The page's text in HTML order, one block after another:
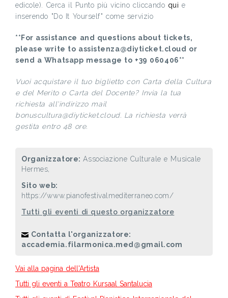
edicole). Cerca il Punto più vicino cliccando qui e
inserendo "Do It Yourself" come servizio
**For assistance and questions about tickets,
please write to assistenza@diyticket.cloud or
send a Whatsapp message to +39 060406**
Vuoi acquistare il tuo biglietto con Carta della Cultura
e del Merito o Carta del Docente? Invia la tua
richiesta all'indirizzo mail
bonuscultura@diyticket.cloud. La richiesta verrà
gestita entro 48 ore.
Organizzatore:Associazione Culturale e Musicale
Hermes,
Sito web:
https://www.pianofestivalmediterraneo.com/
Tutti gli eventi di questo organizzatore
Contatta l'organizzatore:
accademia.filarmonica.med@gmail.com
Vai alla pagina dell'Artista
Tutti gli eventi a Teatro Kursaal Santalucia